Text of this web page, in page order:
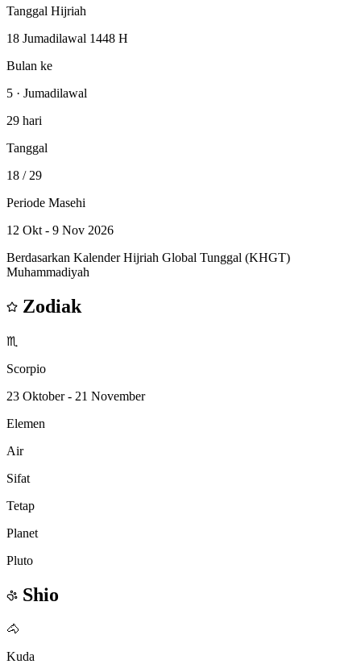
Tanggal Hijriah
18 Jumadilawal 1448 H
Bulan ke
5 · Jumadilawal
29 hari
Tanggal
18 / 29
Periode Masehi
12 Okt - 9 Nov 2026
Berdasarkan Kalender Hijriah Global Tunggal (KHGT)
Muhammadiyah
Zodiak
♏
Scorpio
23 Oktober - 21 November
Elemen
Air
Sifat
Tetap
Planet
Pluto
Shio
🐴
Kuda